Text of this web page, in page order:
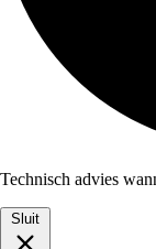
Technisch advies
Sluit